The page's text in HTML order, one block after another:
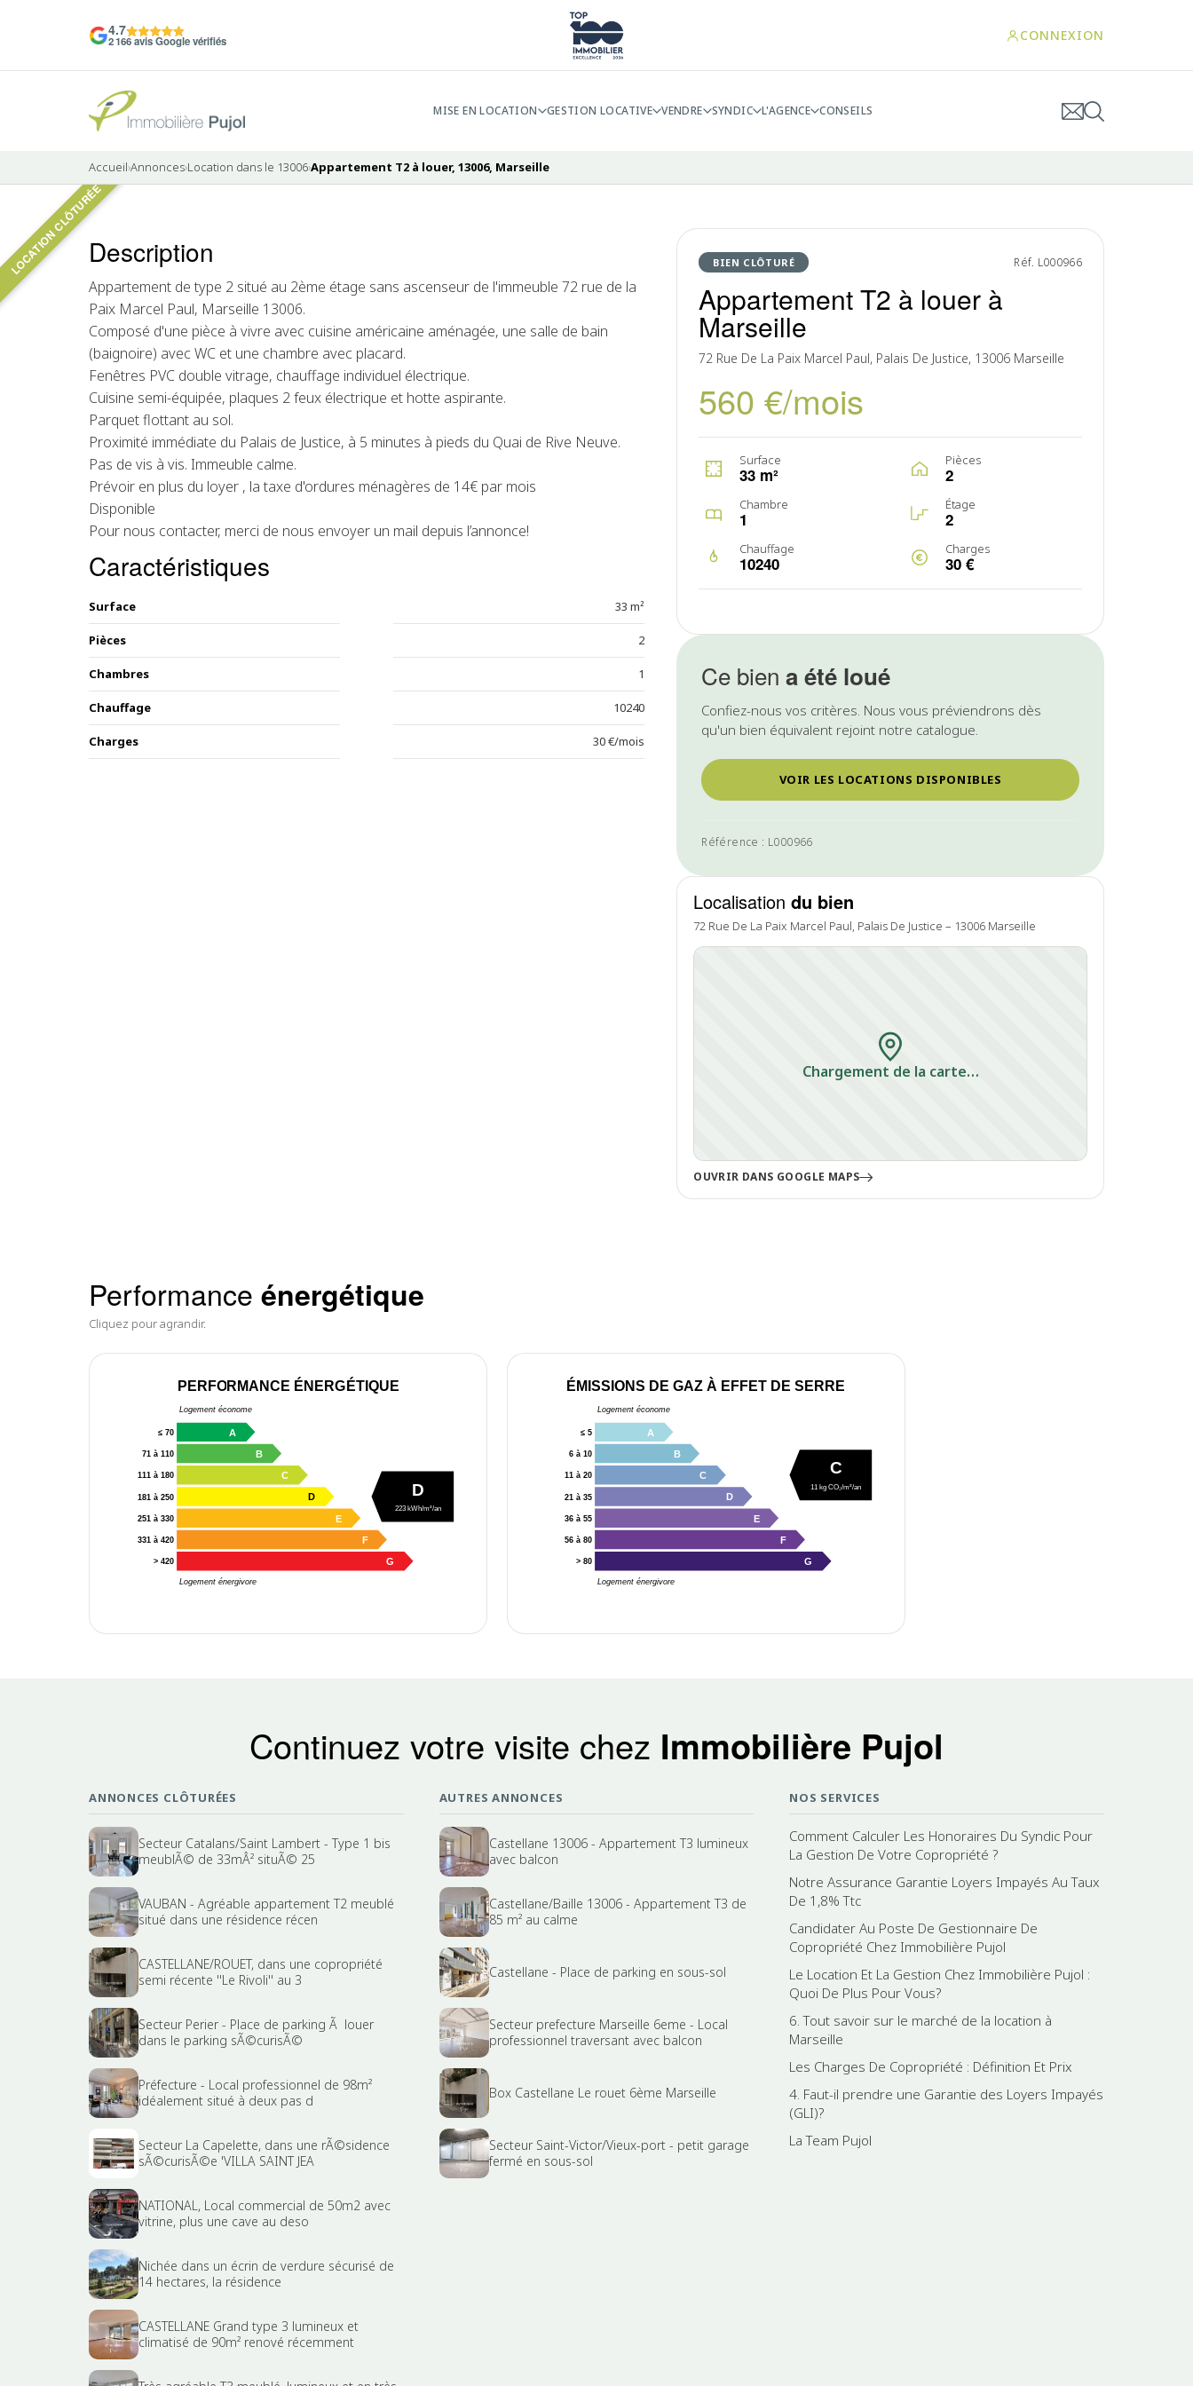
4.7
2 166 avis Google vérifiés CONNEXION
MISE EN LOCATION GESTION LOCATIVE VENDRE SYNDIC L'AGENCE CONSEILS
Accueil›Annonces›Location dans le 13006›Appartement T2 à louer, 13006, Marseille
LOCATION CLÔTURÉE BIEN CLÔTURÉ Réf. L000966
Appartement T2 à louer à
Marseille
72 Rue De La Paix Marcel Paul, Palais De Justice, 13006 Marseille
560 €/mois
Surface
33 m²
Pièces
2
Chambre
1
Étage
2
Chauffage
10240
Charges
30 €
Ce biena été loué
Confiez-nous vos critères. Nous vous préviendrons dès
qu'un bien équivalent rejoint notre catalogue.
VOIR LES LOCATIONS DISPONIBLES
Référence : L000966
Localisationdu bien
72 Rue De La Paix Marcel Paul, Palais De Justice – 13006 Marseille
Chargement de la carte…
OUVRIR DANS GOOGLE MAPS
LOUÉ
Description
Appartement de type 2 situé au 2ème étage sans ascenseur de l'immeuble 72 rue de la
Paix Marcel Paul, Marseille 13006.
Composé d'une pièce à vivre avec cuisine américaine aménagée, une salle de bain
(baignoire) avec WC et une chambre avec placard.
Fenêtres PVC double vitrage, chauffage individuel électrique.
Cuisine semi-équipée, plaques 2 feux électrique et hotte aspirante.
Parquet flottant au sol.
Proximité immédiate du Palais de Justice, à 5 minutes à pieds du Quai de Rive Neuve.
Pas de vis à vis. Immeuble calme.
Prévoir en plus du loyer , la taxe d'ordures ménagères de 14€ par mois
Disponible
Pour nous contacter, merci de nous envoyer un mail depuis l’annonce!
Caractéristiques
Surface 33 m²
Pièces 2
Chambres 1
Chauffage 10240
Charges 30 €/mois
Performance énergétique
Cliquez pour agrandir.
PERFORMANCE ÉNERGÉTIQUE
Logement économe
Logement énergivore
≤ 70 A
71 à 110 B
111 à 180 C
181 à 250 D
251 à 330 E
331 à 420 F
> 420 G
D
223 kWh/m²/an
ÉMISSIONS DE GAZ À EFFET DE SERRE
Logement économe
Logement énergivore
≤ 5 A
6 à 10 B
11 à 20 C
21 à 35 D
36 à 55 E
56 à 80 F
> 80 G
C
11 kg CO₂/m²/an
Continuez votre visite chez Immobilière Pujol
ANNONCES CLÔTURÉES
Secteur Catalans/Saint Lambert - Type 1 bis
meublÃ© de 33mÂ² situÃ© 25
VAUBAN - Agréable appartement T2 meublé
situé dans une résidence récen
CASTELLANE/ROUET, dans une copropriété
semi récente ''Le Rivoli'' au 3
Secteur Perier - Place de parking Ã louer
dans le parking sÃ©curisÃ©
Préfecture - Local professionnel de 98m²
idéalement situé à deux pas d
Secteur La Capelette, dans une rÃ©sidence
sÃ©curisÃ©e 'VILLA SAINT JEA
NATIONAL, Local commercial de 50m2 avec
vitrine, plus une cave au deso
Nichée dans un écrin de verdure sécurisé de
14 hectares, la résidence
CASTELLANE Grand type 3 lumineux et
climatisé de 90m² renové récemment
AUTRES ANNONCES
Castellane 13006 - Appartement T3 lumineux
avec balcon
Castellane/Baille 13006 - Appartement T3 de
85 m² au calme
Castellane - Place de parking en sous-sol
Secteur prefecture Marseille 6eme - Local
professionnel traversant avec balcon
Box Castellane Le rouet 6ème Marseille
Secteur Saint-Victor/Vieux-port - petit garage
fermé en sous-sol
NOS SERVICES
Comment Calculer Les Honoraires Du Syndic Pour
La Gestion De Votre Copropriété ?
Notre Assurance Garantie Loyers Impayés Au Taux
De 1,8% Ttc
Candidater Au Poste De Gestionnaire De
Copropriété Chez Immobilière Pujol
Le Location Et La Gestion Chez Immobilière Pujol :
Quoi De Plus Pour Vous?
6. Tout savoir sur le marché de la location à
Marseille
Les Charges De Copropriété : Définition Et Prix
4. Faut-il prendre une Garantie des Loyers Impayés
(GLI)?
La Team Pujol